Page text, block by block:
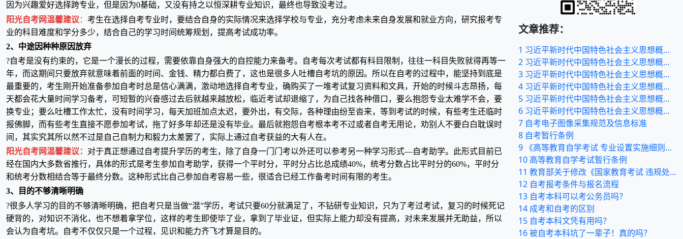
因为兴趣爱好选择跨专业，但是因为0基础，又没有持之以恒深耕专业知识，最终也导致没考过。
阳光自考网温馨建议 ： 考生在选择自考专业时，要结合自身的实际情况来选择学校与专业，充分考虑未来自身发展和就业方向，研究报考专
业的科目难度和学分多少，结合自己的学习时间统筹规划，提高考试成功率。
2、中途因种种原因放弃
?自考是没有约束的，它是一个漫长的过程，需要依靠自身强大的自控能力来备考。自考每次考试都有科目限制，往往一科目失败就得再等一
年，而这期间只要放弃就意味着前面的时间、金钱、精力都白费了，这也是很多人吐槽自考坑的原因。所以在自考的过程中，能坚持到底是
最重要的，考生刚开始准备参加自考时总是信心满满，激动地选择自考专业，确购买了一堆考试复习资料和文具，开始的时候斗志昂扬，每
天都会花大量时间学习备考，可短暂的兴奋感过去后就越来越放松，临近考试却退缩了，为自己找各种借口，要么抱怨专业太难学不会，要
换专业；要么吐槽工作太忙，没有时间学习，每天加班加点太迟，要外出，有交际，各种理由纷至沓来，等到考试的时候，有些考生还临时
报佛脚，而有些考生直接不愿参加考试，拖了好多年却还是没有毕业。最后就抱怨自考根本考不过或者自考无用论，劝别人不要白白耽误时
间，其实究其所以然不过是自己自制力和毅力太差罢了，实际上通过自考获益的大有人在。
阳光自考网温馨建议： 对于真正想通过自考提升学历的考生，除了自身一门门考以外还可以参考另一种学习形式—自考助学。此形式目前已
经在国内大多数省推行，具体的形式是考生参加自考助学，获得一个平时分，平时分占比总成绩40%，统考分数占比平时分的60%，平时分
和统考分数相结合等于最终分数。这种形式比自己参加自考容易一些，很适合已经工作备考时间有限的考生。
3、目的不够清晰明确
?很多人学习的目的不够清晰明确，把自考只是当做“混”学历，考试只要60分就满足了，不钻研专业知识，只为了考过考试，复习的时候死记
硬背的，对知识不消化，也不想着拿学位，这样的考生即使毕了业，拿到了毕业证，但实际上能力却没有提高，对未来发展并无助益，所以
会认为自考坑。自考不仅仅只是一个过程，见识和能力齐飞才算是目的。
文章推荐：
1 习近平新时代中国特色社会主义思想概论课程自考样卷
2 习近平新时代中国特色社会主义思想概论课程自考大纲（五）
3 习近平新时代中国特色社会主义思想概论课程自考大纲（四）
4 习近平新时代中国特色社会主义思想概论课程自考大纲（三）
5 习近平新时代中国特色社会主义思想概论课程自考大纲（二）
6 习近平新时代中国特色社会主义思想概论课程自考大纲（一）
7 自考电子图像采集规范及信息标准
8 自考暂行条例
9 《高等教育自学考试 专业设置实施细则》和《高等教育自学 考试开考专业清单》
10 高等教育自学考试暂行条例
11 教育部关于修改《国家教育考试 违规处理办法》的决定
12 自考报考条件与报名流程
13 自考本科可以考公务员吗？
14 成考和自考的区别
15 自考本科文凭有用吗？
16被自考本科坑了一辈子！真的吗？